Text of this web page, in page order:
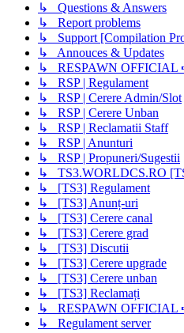
↳ Questions & Answers
↳ Report problems
↳ Support [Compilation
↳ Annouces & Updates
↳ RESPAWN OFFICIAL
↳ RSP | Regulament
↳ RSP | Cerere Admin/Slot
↳ RSP | Cerere Unban
↳ RSP | Reclamatii Staff
↳ RSP | Anunturi
↳ RSP | Propuneri/Sugestii
↳ TS3.WORLDCS.RO
↳ [TS3] Regulament
↳ [TS3] Anunț-uri
↳ [TS3] Cerere canal
↳ [TS3] Cerere grad
↳ [TS3] Discutii
↳ [TS3] Cerere upgrade
↳ [TS3] Cerere unban
↳ [TS3] Reclamați
↳ RESPAWN OFFICIAL
↳ Regulament server